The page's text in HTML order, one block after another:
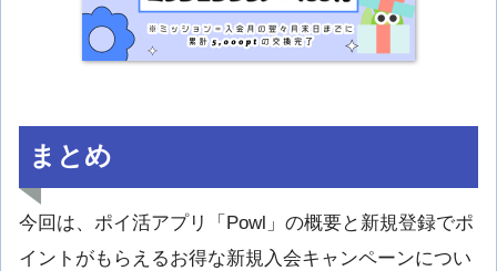
まとめ
今回は、ポイ活アプリ「Powl」の概要と新規登録でポ
イントがもらえるお得な新規入会キャンペーンについ